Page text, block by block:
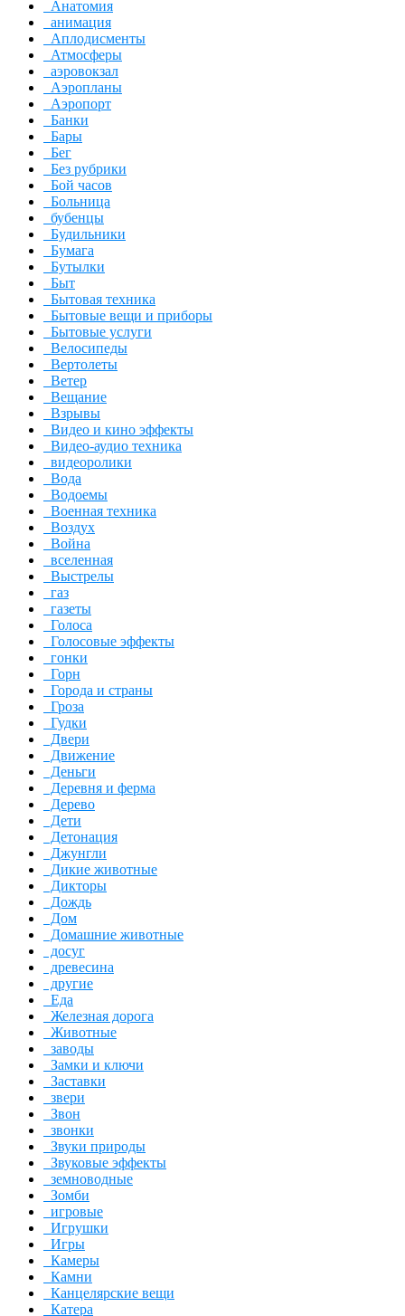
Анатомия
анимация
Аплодисменты
Атмосферы
аэровокзал
Аэропланы
Аэропорт
Банки
Бары
Бег
Без рубрики
Бой часов
Больница
бубенцы
Будильники
Бумага
Бутылки
Быт
Бытовая техника
Бытовые вещи и приборы
Бытовые услуги
Велосипеды
Вертолеты
Ветер
Вещание
Взрывы
Видео и кино эффекты
Видео-аудио техника
видеоролики
Вода
Водоемы
Военная техника
Воздух
Война
вселенная
Выстрелы
газ
газеты
Голоса
Голосовые эффекты
гонки
Горн
Города и страны
Гроза
Гудки
Двери
Движение
Деньги
Деревня и ферма
Дерево
Дети
Детонация
Джунгли
Дикие животные
Дикторы
Дождь
Дом
Домашние животные
досуг
древесина
другие
Еда
Железная дорога
Животные
заводы
Замки и ключи
Заставки
звери
Звон
звонки
Звуки природы
Звуковые эффекты
земноводные
Зомби
игровые
Игрушки
Игры
Камеры
Камни
Канцелярские вещи
Катера